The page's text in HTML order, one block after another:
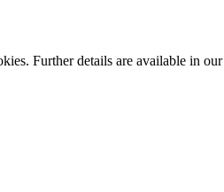
Further details are available in our